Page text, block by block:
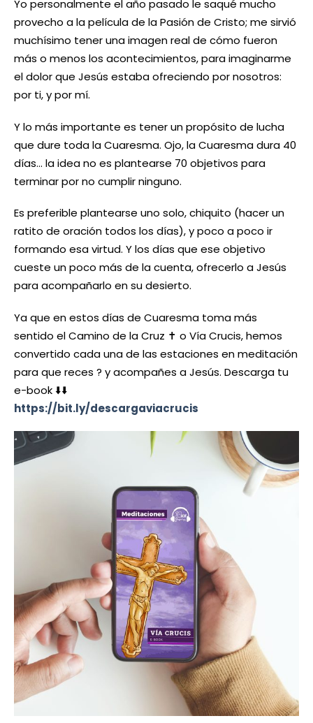
Yo personalmente el año pasado le saqué mucho
provecho a la película de la Pasión de Cristo; me sirvió
muchísimo tener una imagen real de cómo fueron
más o menos los acontecimientos, para imaginarme
el dolor que Jesús estaba ofreciendo por nosotros:
por ti, y por mí.
Y lo más importante es tener un propósito de lucha
que dure toda la Cuaresma. Ojo, la Cuaresma dura 40
días… la idea no es plantearse 70 objetivos para
terminar por no cumplir ninguno.
Es preferible plantearse uno solo, chiquito (hacer un
ratito de oración todos los días), y poco a poco ir
formando esa virtud. Y los días que ese objetivo
cueste un poco más de la cuenta, ofrecerlo a Jesús
para acompañarlo en su desierto.
Ya que en estos días de Cuaresma toma más
sentido el Camino de la Cruz ✝️ o Vía Crucis, hemos
convertido cada una de las estaciones en meditación
para que reces ? y acompañes a Jesús. Descarga tu
e-book ⬇️⬇️
https://bit.ly/descargaviacrucis